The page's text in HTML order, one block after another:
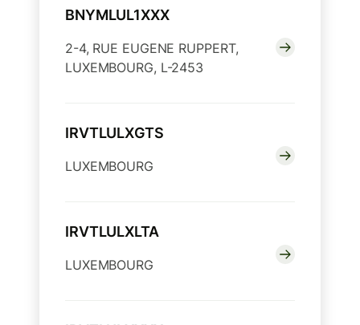
BNYMLUL1XXX
2-4, RUE EUGENE RUPPERT,
LUXEMBOURG, L-2453
IRVTLULXGTS
LUXEMBOURG
IRVTLULXLTA
LUXEMBOURG